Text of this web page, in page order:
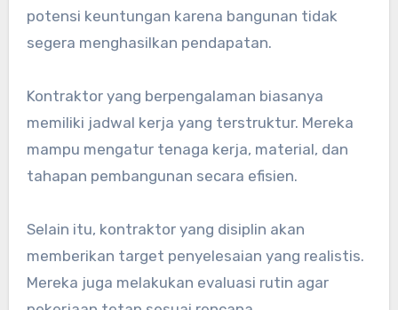
potensi keuntungan karena bangunan tidak
segera menghasilkan pendapatan.
Kontraktor yang berpengalaman biasanya
memiliki jadwal kerja yang terstruktur. Mereka
mampu mengatur tenaga kerja, material, dan
tahapan pembangunan secara efisien.
Selain itu, kontraktor yang disiplin akan
memberikan target penyelesaian yang realistis.
Mereka juga melakukan evaluasi rutin agar